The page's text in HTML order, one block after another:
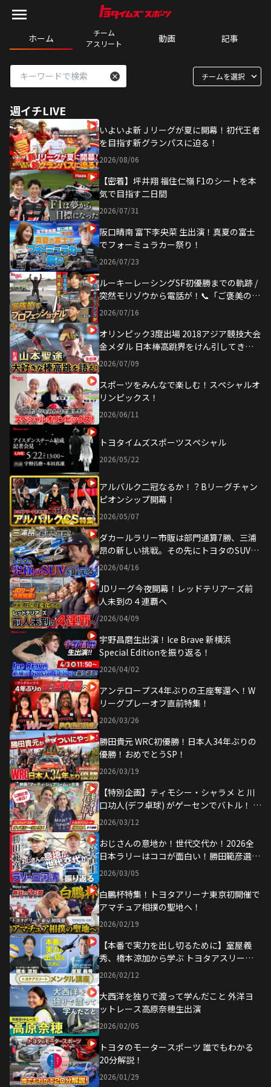
ホーム
チーム
アスリート
動画 記事
チームを選択
週イチLIVE
いよいよ新Ｊリーグが夏に開幕！初代王者
を目指す新グランパスに迫る！
2026/08/06
【密着】坪井翔 福住仁嶺 F1のシートを本
気で目指す二日間
2026/07/31
阪口晴南 富下李央菜 生出演！真夏の富士
でフォーミュラカー祭り！
2026/07/23
ルーキーレーシングSF初優勝までの軌跡 /
突然モリゾウから電話が！📞「ご褒美の
件」
2026/07/16
オリンピック3度出場 2018アジア競技大会
金メダル 日本棒高跳界をけん引してきた
選手が「大好き」な棒高跳を語る！
2026/07/09
スポーツをみんなで楽しむ！スペシャルオ
リンピックス！
2026/06/11
トヨタイムズスポーツスペシャル
2026/05/22
アルバルク二冠なるか！？Bリーグチャン
ピオンシップ開幕！
2026/05/07
ダカールラリー市販は部門通算7勝、三浦
昂の新しい挑戦。その先にトヨタのSUVの
未来が！
2026/04/16
JDリーグ今夜開幕！レッドテリアーズ前
人未到の４連覇へ
2026/04/09
宇野昌磨生出演！Ice Brave 新横浜
Special Editionを振り返る！
2026/04/02
アンテロープス4年ぶりの王座奪還へ！W
リーグプレーオフ直前特集！
2026/03/26
勝田貴元 WRC初優勝！日本人34年ぶりの
優勝！おめでとうSP！
2026/03/19
【特別企画】ティモシー・シャラメ と 川
口功人(デフ卓球) がゲーセンでバトル！ |
映画「マーティ・シュプリーム」公開記念
2026/03/12
おじさんの意地か！世代交代か！2026全
日本ラリーはココが面白い！勝田範彦選手
大竹直生選手 生出演！
2026/03/05
白鵬杯特集！トヨタアリーナ東京初開催で
アマチュア相撲の聖地へ！
2026/02/19
【本番で実力を出し切るために】室屋義
秀、橋本涼加から学ぶ トヨタアスリー
ト“メンタル講座”
2026/02/12
大西洋を独りで渡って学んだこと 外洋ヨ
ットレース高原奈穂生出演
2026/02/05
トヨタのモータースポーツ 誰でもわかる
20分解説！
2026/01/29